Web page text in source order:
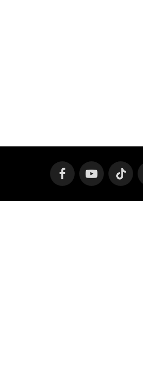
FacebookYouTube TikTok